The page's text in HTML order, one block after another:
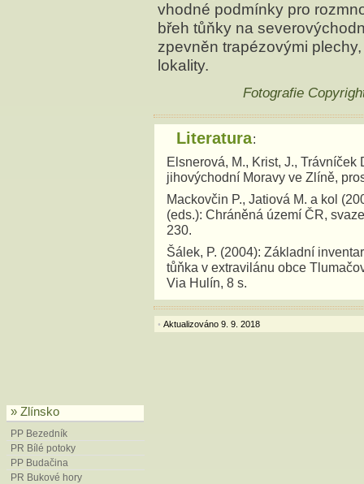
vhodné podmínky pro
břeh tůňky na
zpevněn trapézovými
lokality.
Fotografie
Literatura:
Elsnerová, M., Krist, J.,
jihovýchodní Moravy ve Zlíně,
Mackovčin P., Jatiová M. a kol
(eds.): Chráněná území ČR,
230.
Šálek, P. (2004): Základní
tůňka v extravilánu obce
Via Hulín, 8 s.
• Aktualizováno 9. 9. 2018
» Zlínsko
PP Bezedník
PR Bílé potoky
PP Budačina
PR Bukové hory